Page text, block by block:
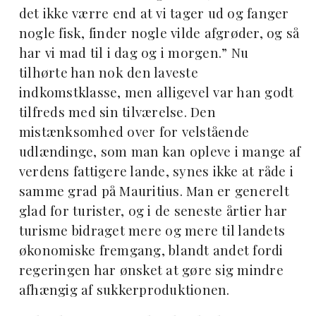
det ikke værre end at vi tager ud og fanger
nogle fisk, finder nogle vilde afgrøder, og så
har vi mad til i dag og i morgen.” Nu
tilhørte han nok den laveste
indkomstklasse, men alligevel var han godt
tilfreds med sin tilværelse. Den
mistænksomhed over for velstående
udlændinge, som man kan opleve i mange af
verdens fattigere lande, synes ikke at råde i
samme grad på Mauritius. Man er generelt
glad for turister, og i de seneste årtier har
turisme bidraget mere og mere til landets
økonomiske fremgang, blandt andet fordi
regeringen har ønsket at gøre sig mindre
afhængig af sukkerproduktionen.